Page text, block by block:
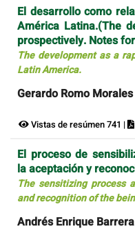
El desarrollo como
América Latina.(The
prospectively. Notes
The development as a
Latin America.
Gerardo Romo Morales
Vistas de resúmen 741 |
El proceso de
la aceptación y
The sensitizing process
and recognition of the
Andrés Enrique